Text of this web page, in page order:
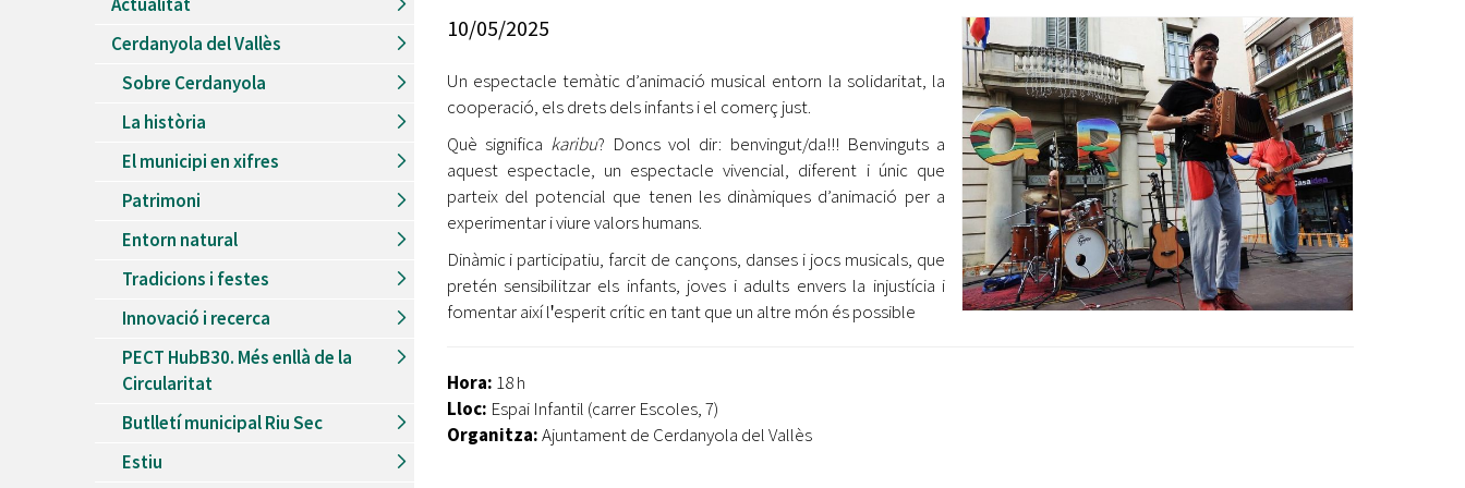
Recursos Humans
Ètica i Integritat
Retiment de Comptes
Accés a Informació Pública
Dades Obertes
Catàleg de Serveis i Tràmits
Del26/06/2026al30/08/2026
Patis oberts temporada d'estiu
Piscines d'estiu a Cerdanyola
Del01/06/2026al30/09/2026
Refugis climàtics a Cerdanyola
Jocs d'aigua del Parc Cordelles
Del01/07/2024al31/08/2026
Decorem! Conte 'La truita de nabius'
jove 2026
Cerdanyola opta a més de 5 milions d'euros del Pla de
Barris per transformar les Fontetes, Quatre Cantons i
El FIT presenta el cartell de la seva 16a edició i dona el
tret de sortida al festival
l'eclipsi solar
Entitats
Equipaments
Mercats Municipals
Webs Municipals
Cerdanyola del Vallès
Sobre Cerdanyola
La història
El municipi en xifres
Patrimoni
Entorn natural
Tradicions i festes
Innovació i recerca
PECT HubB30. Més enllà de la
Circularitat
Butlletí municipal Riu Sec
Estiu
10/05/2025
Un espectacle temàtic d’animació musical entorn la solidaritat, la
cooperació, els drets dels infants i el comerç just.
Què significa karibu? Doncs vol dir: benvingut/da!!! Benvinguts a
aquest espectacle, un espectacle vivencial, diferent i únic que
parteix del potencial que tenen les dinàmiques d’animació per a
experimentar i viure valors humans.
Dinàmic i participatiu, farcit de cançons, danses i jocs musicals, que
pretén sensibilitzar els infants, joves i adults envers la injustícia i
fomentar així lꞌesperit crític en tant que un altre món és possible
Hora: 18 h
Lloc: Espai Infantil (carrer Escoles, 7)
Organitza:Ajuntament de Cerdanyola del Vallès